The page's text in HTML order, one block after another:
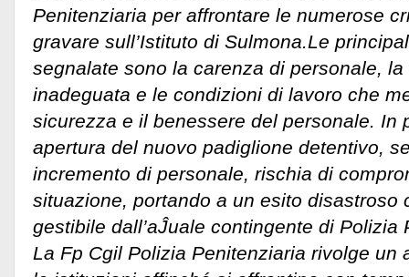
Penitenziaria per affrontare le numerose
gravare sull’Istituto di Sulmona. Le
segnalate sono la carenza di personale,
inadeguata e le condizioni di lavoro che
sicurezza e il benessere del personale. In
apertura del nuovo padiglione detentivo,
incremento di personale, rischia di
situazione, portando a un esito disastroso
gestibile dall’aĴuale contingente di Polizia
La Fp Cgil Polizia Penitenziaria rivolge un